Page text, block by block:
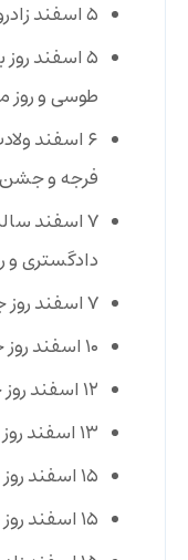
۵ اسفند
۵ اسفند
طوسی و
۶ اسفند
فرجه و جشن
۷ اسفند
دادگستری و
۷ اسفند
۱۰ اسفند
۱۲ اسفند
۱۳ اسفند
۱۵ اسفند
۱۵ اسفند